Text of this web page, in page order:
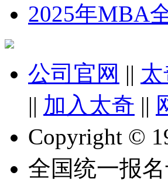
2025年MBA
公司官网 ||
|| 加入太奇 ||
Copyright ©
全国统一报